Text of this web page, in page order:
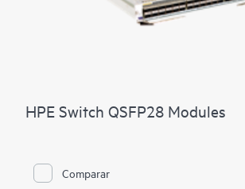
HPE Switch QSFP28 Modules
Comparar